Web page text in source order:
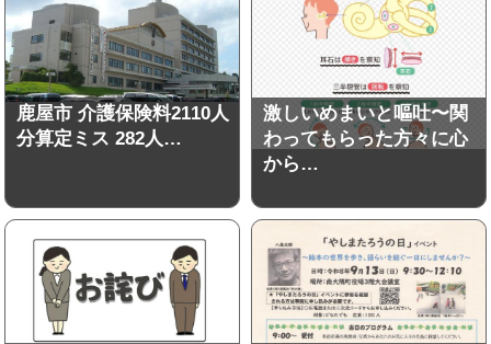
鹿屋市 介護保険料2110人
分算定ミス 282人…
激しいめまいと嘔吐〜関
わってもらった方々に心
から…